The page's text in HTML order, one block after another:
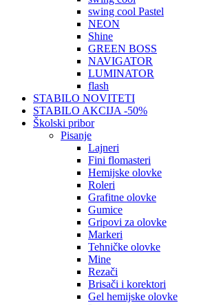
swing cool Pastel
NEON
Shine
GREEN BOSS
NAVIGATOR
LUMINATOR
flash
STABILO NOVITETI
STABILO AKCIJA -50%
Školski pribor
Pisanje
Lajneri
Fini flomasteri
Hemijske olovke
Roleri
Grafitne olovke
Gumice
Gripovi za olovke
Markeri
Tehničke olovke
Mine
Rezači
Brisači i korektori
Gel hemijske olovke